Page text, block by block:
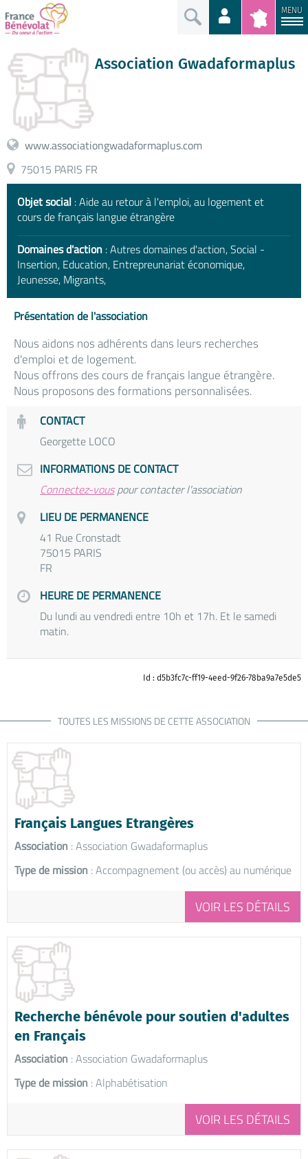
MENU
Association Gwadaformaplus
www.associationgwadaformaplus.com
75015 PARIS FR
Objet social : Aide au retour à l'emploi, au logement et
cours de français langue étrangère
Domaines d'action : Autres domaines d'action, Social -
Insertion, Education, Entrepreunariat économique,
Jeunesse, Migrants,
Présentation de l'association
Nous aidons nos adhérents dans leurs recherches
d'emploi et de logement.
Nous offrons des cours de français langue étrangère.
Nous proposons des formations personnalisées.
CONTACT
Georgette LOCO
INFORMATIONS DE CONTACT
Connectez-vouspour contacter l'association
LIEU DE PERMANENCE
41 Rue Cronstadt
75015 PARIS
FR
HEURE DE PERMANENCE
Du lundi au vendredi entre 10h et 17h. Et le samedi
matin.
Id : d5b3fc7c-ff19-4eed-9f26-78ba9a7e5de5
TOUTES LES MISSIONS DE CETTE ASSOCIATION
Français Langues Etrangères
Association : Association Gwadaformaplus
Type de mission : Accompagnement (ou accès) au numérique
VOIR LES DÉTAILS
Recherche bénévole pour soutien d'adultes
en Français
Association : Association Gwadaformaplus
Type de mission : Alphabétisation
VOIR LES DÉTAILS